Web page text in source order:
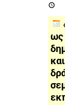
και
ως